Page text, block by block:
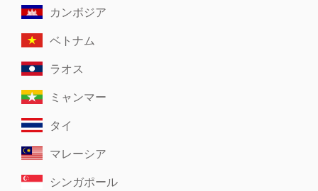
カンボジア
ベトナム
ラオス
ミャンマー
タイ
マレーシア
シンガポール